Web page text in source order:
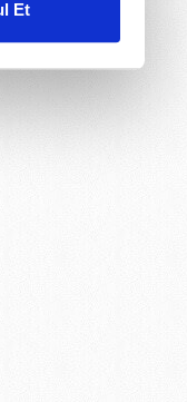
için Ayarlar
Et